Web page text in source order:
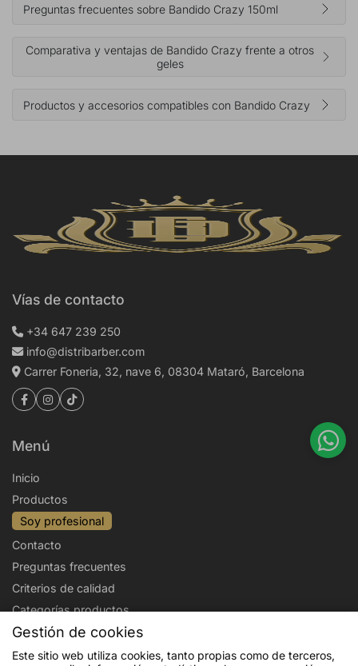
Preguntas frecuentes sobre Bandido Crazy 150ml
Comparativa y ventajas de Bandido Crazy frente a otros
geles
Productos y accesorios compatibles con Bandido Crazy
Gestión de cookies
Este sitio web utiliza cookies, tanto propias como de terceros,
Vías de contacto
+34 647 239 250
info@distribarber.com
Carrer Foneria, 32, nave 6, 08304 Mataró, Barcelona
Menú
Inicio
Productos
Soy profesional
Contacto
Preguntas frecuentes
Criterios de calidad
Categorías productos
Aviso legal
Política de privacidad